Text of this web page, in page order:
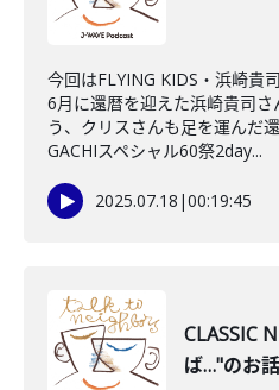
今回はFLYING KIDS・浜崎貴
6月に還暦を迎えた浜崎貴司
う、クリスさんも足を運んだ
GACHIスペシャル60祭2day...
2025.07.18 |00:19:45
CLASSIC
ば…"のお話